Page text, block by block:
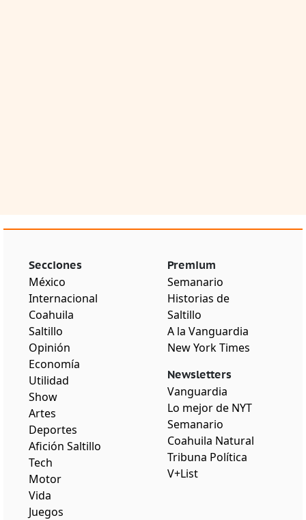
Secciones
México
Internacional
Coahuila
Saltillo
Opinión
Economía
Utilidad
Show
Artes
Deportes
Afición Saltillo
Tech
Motor
Vida
Juegos
Premium
Semanario
Historias de
Saltillo
A la Vanguardia
New York Times
Newsletters
Vanguardia
Lo mejor de NYT
Semanario
Coahuila Natural
Tribuna Política
V+List